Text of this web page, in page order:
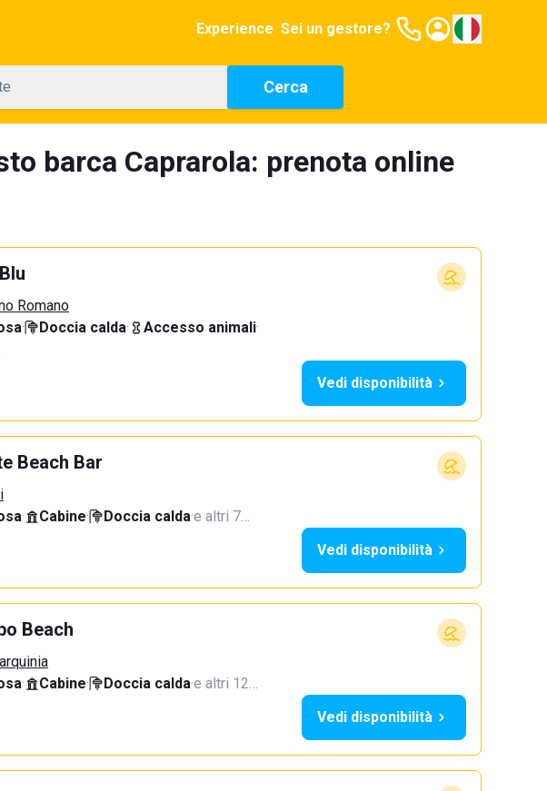
Experience Sei un gestore?
Cerca
barca Caprarola: prenota online
Romano
· Doccia calda· Accesso animali·
Vedi disponibilità
Beach Bar
· Cabine· Doccia calda·e altri 7…
Vedi disponibilità
Beach
· Cabine· Doccia calda·e altri 12…
Vedi disponibilità